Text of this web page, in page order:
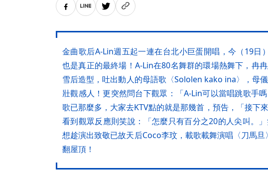
金曲歌后A-Lin週五起一連在台北小巨蛋開唱，今（19日
也是真正的最終場！A-Lin在80名舞群的環場熱舞下，冉
雪后造型，吐出動人的母語歌〈Sololen kako ina〉，母
壯觀感人！更突然問台下觀眾：「A-Lin可以當唱跳歌手
歌已那麼多，大家去KTV點的就是那幾首，預告，「接下
看到觀眾反應則笑說：「怎麼只有百分之20的人尖叫。
想趁演出致敬已故天后Coco李玟，載歌載舞演唱〈刀馬
翻屋頂！